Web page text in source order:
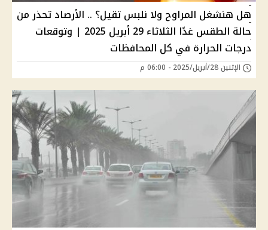
هل هنشغل المراوح ولا نلبس تقيل؟ .. الأرصاد تحذر من
حالة الطقس غدًا الثلاثاء 29 أبريل 2025 | وتوقعات
درجات الحرارة في كل المحافظات
الإثنين 28/أبريل/2025 - 06:00 م